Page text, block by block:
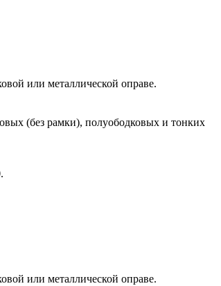
или металлической оправе.
(без рамки), полуободковых и тонких
или металлической оправе.